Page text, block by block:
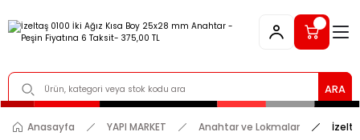
ARA
Anasayfa YAPI MARKET Anahtar ve Lokmalar